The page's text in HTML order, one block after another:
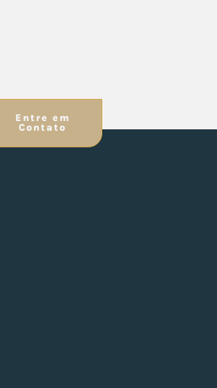
Entre em
Contato